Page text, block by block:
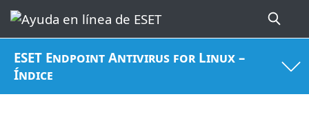
ESET Endpoint Antivirus for Linux –
Índice